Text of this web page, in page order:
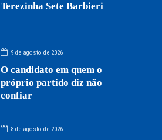
Terezinha Sete Barbieri
9 de agosto de 2026
O candidato em quem o
próprio partido diz não
confiar
8 de agosto de 2026